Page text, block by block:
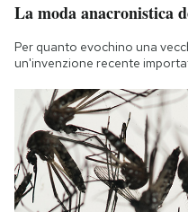
La moda anacronistica
Per quanto evochino una
un'invenzione recente